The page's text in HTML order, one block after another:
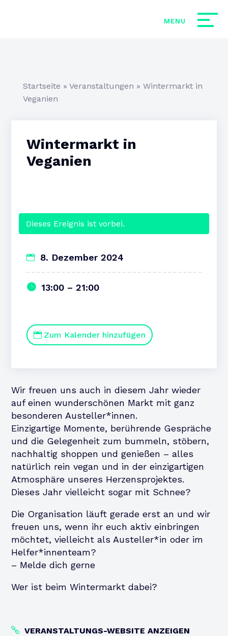
Startseite » Veranstaltungen » Wintermarkt in
Veganien
Wintermarkt in
Veganien
Dieses Ereignis ist vorbei.
8. Dezember 2024
13:00 – 21:00
Zum Kalender hinzufügen
Wir freuen uns auch in diesem Jahr wieder
auf einen wunderschönen Markt mit ganz
besonderen Austeller*innen.
Einzigartige Momente, berührende Gespräche
und die Gelegenheit zum bummeln, stöbern,
nachhaltig shoppen und genießen – alles
natürlich rein vegan und in der einzigartigen
Atmosphäre unseres Herzensprojektes.
Dieses Jahr vielleicht sogar mit Schnee?
Die Organisation läuft gerade erst an und wir
freuen uns, wenn ihr euch aktiv einbringen
möchtet, vielleicht als Austeller*in oder im
Helfer*innenteam?
– Melde dich gerne
Wer ist beim Wintermarkt dabei?
VERANSTALTUNGS-WEBSITE ANZEIGEN